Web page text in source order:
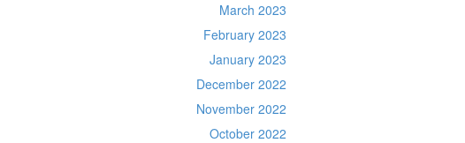
March 2023
February 2023
January 2023
December 2022
November 2022
October 2022